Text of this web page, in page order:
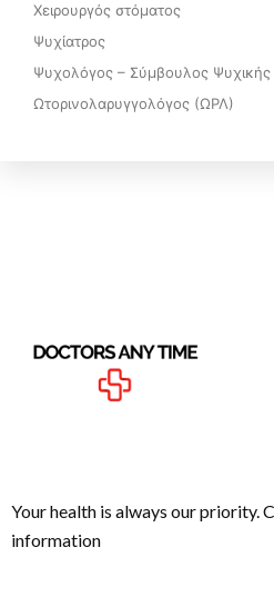
Χειρουργός στόματος
Ψυχίατρος
Ψυχολόγος – Σύμβουλος Ψυχικής
Ωτορινολαρυγγολόγος (ΩΡΛ)
Your health is always our priority.
information